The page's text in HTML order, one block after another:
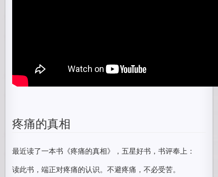
疼痛的真相
最近读了一本书《疼痛的真相》，五星好书，书评奉上：
读此书，端正对疼痛的认识。不避疼痛，不必受苦。